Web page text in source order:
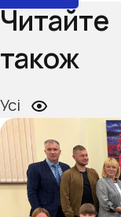
Читайте
також
Усі